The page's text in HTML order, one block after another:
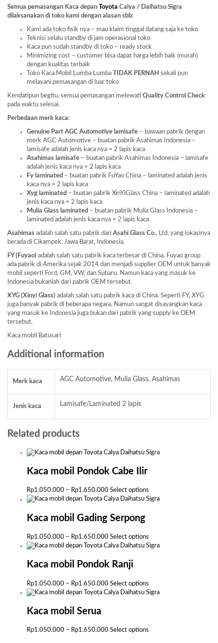
Semua pemasangan Kaca depan Toyota Calya / Daihatsu Sigra
dilaksanakan di toko kami dengan alasan sbb:
Kami ada toko fisik nya – mau klaim tinggal datang saja ke toko
Teknisi selalu standby di jam operasional toko
Kaca pun sudah standby di toko – ready stock
Minimizing cost – customer bisa dapat harga lebih baik (murah)
dengan kualitas terbaik
Toko Kaca Mobil Lumba Lumba TIDAK PERNAH sekali pun
melayani pemasangan di luar toko
Kendatipun begitu, semua pemasangan melewati Quality Control Check
pada waktu selesai.
Perbedaan merk kaca:
Genuine Part AGC Automotive lamisafe – bawaan pabrik dengan
merk AGC Automotive – buatan pabrik Asahimas Indonesia –
lamisafe adalah jenis kaca nya = 2 lapis kaca
Asahimas lamisafe – buatan pabrik Asahimas Indonesia – lamisafe
adalah jenis kaca nya = 2 lapis kaca
Fy laminated – buatan pabrik FuYao China – laminated adalah jenis
kaca nya = 2 lapis kaca
Xyg laminated – buatan pabrik XinYiGlass China – laminated adalah
jenis kaca nya = 2 lapis kaca
Mulia Glass laminated – buatan pabrik Mulia Glass Indonesia –
laminated adalah jenis kaca nya = 2 lapis kaca
Asahimas adalah salah satu pabrik dari Asahi Glass Co., Ltd. yang lokasinya
berada di Cikampek, Jawa Barat, Indonesia.
FY (Fuyao) adalah salah satu pabrik kaca terbesar di China. Fuyao group
ada pabrik di Amerika sejak 2014 dan menjadi supplier OEM untuk banyak
mobil seperti Ford, GM, VW, dan Subaru. Namun kaca yang masuk ke
Indonesia bukanlah dari pabrik OEM tersebut.
XYG (Xinyi Glass) adalah salah satu pabrik kaca di China. Seperti FY, XYG
juga banyak pabrik di beberapa negara. Namun sangat disayangkan kaca
yang masuk ke Indonesia juga bukan dari pabrik yang supply ke OEM
tersebut.
Kaca mobil Batusari
Additional information
Merk kaca AGC Automotive, Mulia Glass, Asahimas
Jenis kaca Lamisafe/Laminated 2 lapis
Related products
Kaca mobil Pondok Cabe Ilir
Rp1.050.000 – Rp1.650.000Price
range:
through
Rp1.650.000
Select options
product
options
product
Kaca mobil Gading Serpong
Rp1.050.000 – Rp1.650.000Price
range:
through
Rp1.650.000
Select options
product
options
Kaca mobil Pondok Ranji
Rp1.050.000 – Rp1.650.000Price
range:
Select options
product
Kaca mobil Serua
Rp1.050.000 – Rp1.650.000Price
Select options